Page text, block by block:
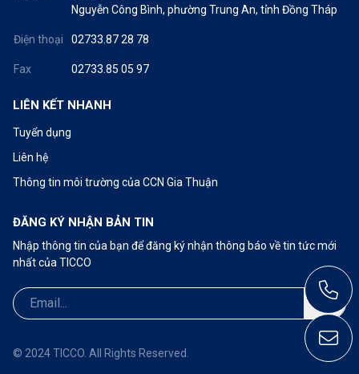
Nguyễn Công Bình, phường Trung An, tỉnh Đồng Tháp
Điện thoại 02733.87 28 78
Fax 02733.85 05 97
LIÊN KẾT NHANH
Tuyển dụng
Liên hệ
Thông tin môi trường của CCN Gia Thuận
ĐĂNG KÝ NHẬN BẢN TIN
Nhập thông tin của bạn để đăng ký nhận thông báo về tin tức mới
nhất của TICCO
© 2024 TICCO. All Rights Reserved.
Call: 02733.87 28 78